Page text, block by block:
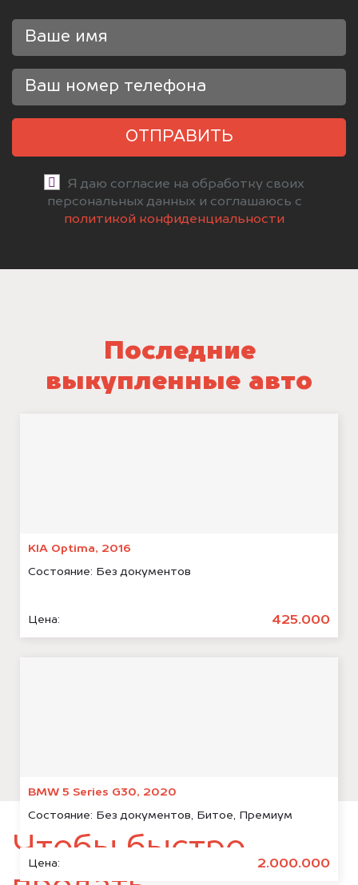
ОТПРАВИТЬ
Я даю согласие на обработку своих
персональных данных и соглашаюсь с
политикой конфиденциальности
Последние
выкупленные авто
KIA Optima, 2016
Состояние: Без документов
Цена: 425.000
BMW 5 Series G30, 2020
Состояние: Без документов, Битое, Премиум
Цена: 2.000.000
Чтобы быстро